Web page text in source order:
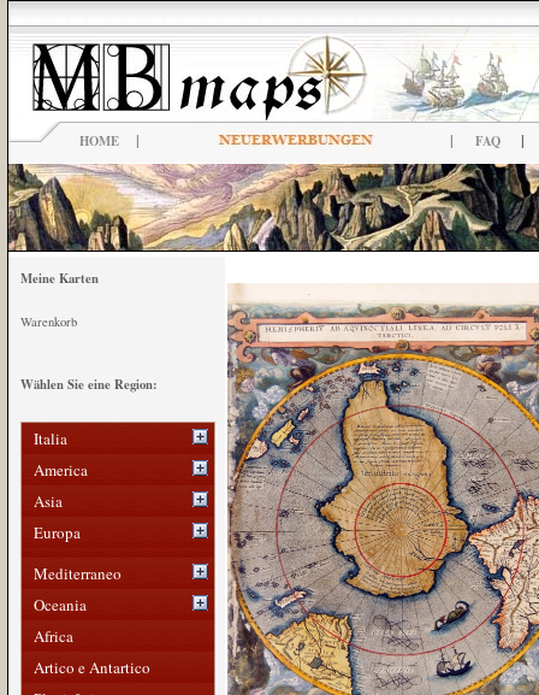
HOME | | FAQ |
Meine Karten
Warenkorb
Wählen Sie eine Region:
Italia
America
Asia
Europa
Mediterraneo
Oceania
Africa
Artico e Antartico